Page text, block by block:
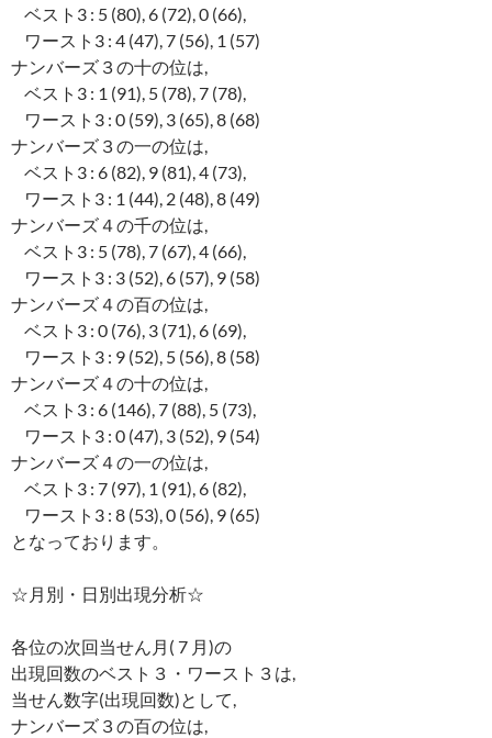
ベスト3 : 5 (80), 6 (72), 0 (66),
ワースト3 : 4 (47), 7 (56), 1 (57)
ナンバーズ３の十の位は,
ベスト3 : 1 (91), 5 (78), 7 (78),
ワースト3 : 0 (59), 3 (65), 8 (68)
ナンバーズ３の一の位は,
ベスト3 : 6 (82), 9 (81), 4 (73),
ワースト3 : 1 (44), 2 (48), 8 (49)
ナンバーズ４の千の位は,
ベスト3 : 5 (78), 7 (67), 4 (66),
ワースト3 : 3 (52), 6 (57), 9 (58)
ナンバーズ４の百の位は,
ベスト3 : 0 (76), 3 (71), 6 (69),
ワースト3 : 9 (52), 5 (56), 8 (58)
ナンバーズ４の十の位は,
ベスト3 : 6 (146), 7 (88), 5 (73),
ワースト3 : 0 (47), 3 (52), 9 (54)
ナンバーズ４の一の位は,
ベスト3 : 7 (97), 1 (91), 6 (82),
ワースト3 : 8 (53), 0 (56), 9 (65)
となっております。
☆月別・日別出現分析☆
各位の次回当せん月( 7 月)の
出現回数のベスト３・ワースト３は,
当せん数字(出現回数)として,
ナンバーズ３の百の位は,